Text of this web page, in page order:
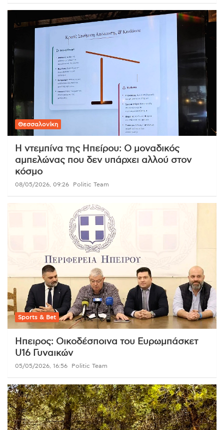
Θεσσαλονίκη
Η ντεμπίνα της Ηπείρου: Ο μοναδικός
αμπελώνας που δεν υπάρχει αλλού στον
κόσμο
08/05/2026, 09:26 Politic Team
Sports & Bet
Ηπειρος: Οικοδέσποινα του Ευρωμπάσκετ
U16 Γυναικών
05/05/2026, 16:56 Politic Team